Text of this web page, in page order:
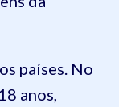
países. No
anos,